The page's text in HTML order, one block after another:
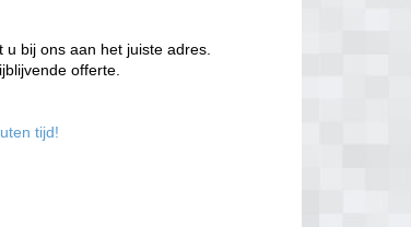
bij ons aan het juiste adres.
offerte.
tijd!